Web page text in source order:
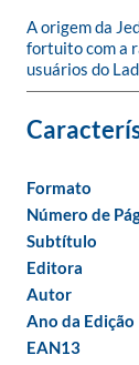
A origem da
fortuito com a
usuários do
Formato
Número de
Subtítulo
Editora
Autor
Ano da Edição
EAN13